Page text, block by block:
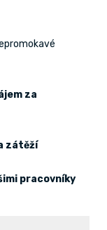
za
zátěží
pracovníky